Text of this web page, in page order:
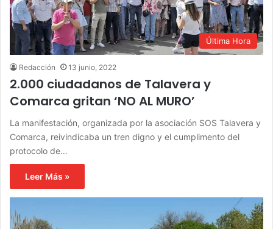
Última Hora
Redacción 13 junio, 2022
2.000 ciudadanos de Talavera y
Comarca gritan ‘NO AL MURO’
La manifestación, organizada por la asociación SOS Talavera y
Comarca, reivindicaba un tren digno y el cumplimento del
protocolo de…
Leer Más »